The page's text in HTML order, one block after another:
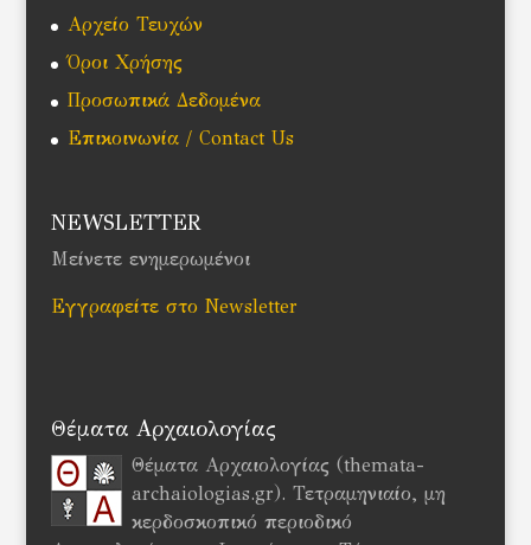
Αρχείο Τευχών
Όροι Χρήσης
Προσωπικά Δεδομένα
Επικοινωνία / Contact Us
NEWSLETTER
Μείνετε ενημερωμένοι
Εγγραφείτε στο Newsletter
Θέματα Αρχαιολογίας
Θέματα Αρχαιολογίας (themata-
archaiologias.gr). Τετραμηνιαίο, μη
κερδοσκοπικό περιοδικό